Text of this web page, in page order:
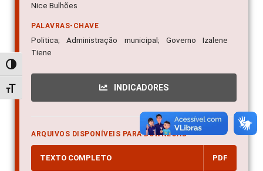
Alternar alto contraste
Alternar tamanho da fonte
Nice Bulhões
PALAVRAS-CHAVE
Politica; Administração municipal; Governo Izalene
Tiene
INDICADORES
ARQUIVOS DISPONÍVEIS PARA DOWNLOAD
TEXTO COMPLETO PDF